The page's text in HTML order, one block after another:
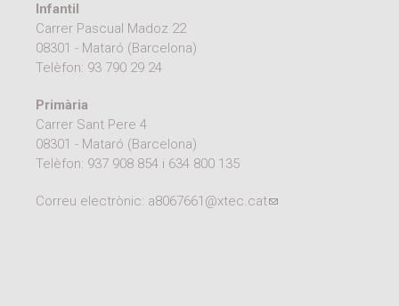
Infantil
Carrer Pascual Madoz 22
08301 - Mataró (Barcelona)
Telèfon: 93 790 29 24
Primària
Carrer Sant Pere 4
08301 - Mataró (Barcelona)
Telèfon: 937 908 854 i 634 800 135
Correu electrònic: a8067661@xtec.cat(link sends e-mail)